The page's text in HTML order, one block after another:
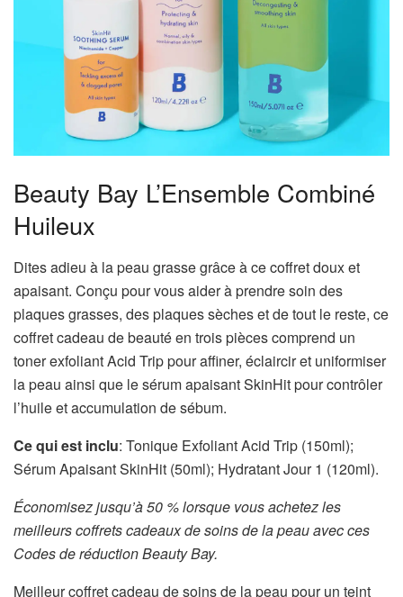
Beauty Bay L’Ensemble Combiné
Huileux
Dites adieu à la peau grasse grâce à ce coffret doux et
apaisant. Conçu pour vous aider à prendre soin des
plaques grasses, des plaques sèches et de tout le reste, ce
coffret cadeau de beauté en trois pièces comprend un
toner exfoliant Acid Trip pour affiner, éclaircir et uniformiser
la peau ainsi que le sérum apaisant SkinHit pour contrôler
l’huile et accumulation de sébum.
Ce qui est inclu: Tonique Exfoliant Acid Trip (150ml);
Sérum Apaisant SkinHit (50ml); Hydratant Jour 1 (120ml).
Économisez jusqu’à 50 % lorsque vous achetez les
meilleurs coffrets cadeaux de soins de la peau avec ces
Codes de réduction Beauty Bay.
Meilleur coffret cadeau de soins de la peau pour un teint